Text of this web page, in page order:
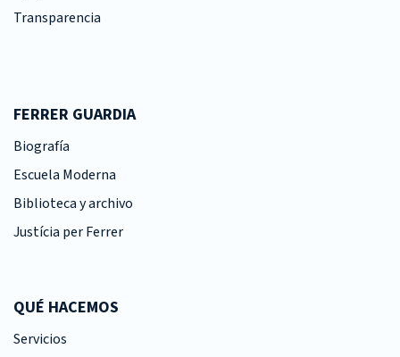
Transparencia
FERRER GUARDIA
Biografía
Escuela Moderna
Biblioteca y archivo
Justícia per Ferrer
QUÉ HACEMOS
Servicios